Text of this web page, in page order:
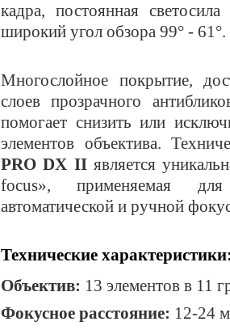
кадра, постоянная
широкий угол обзора 99° - 61°.
Многослойное покрытие,
слоев прозрачного
помогает снизить или
элементов объектива.
PRO DX II является
focus», применяемая
автоматической и ручной
Технические
Объектив: 13 элементов в 11
Фокусное расстояние: 12-24